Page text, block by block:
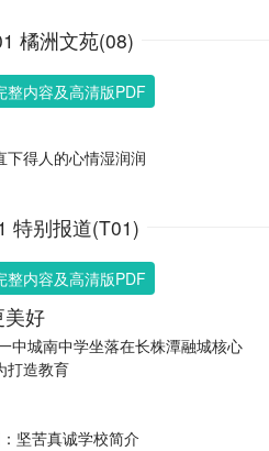
橘洲文苑(08)
整内容及高清版PDF
得人的心情湿润润
特别报道(T01)
整内容及高清版PDF
美好
中城南中学坐落在长株潭融城核心
打造教育
坚苦真诚学校简介